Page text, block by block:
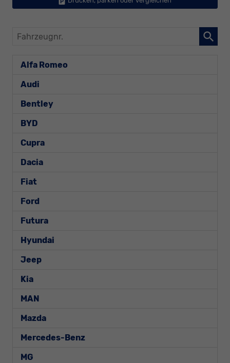
Fahrzeugnr.
Alfa Romeo
Audi
Bentley
BYD
Cupra
Dacia
Fiat
Ford
Futura
Hyundai
Jeep
Kia
MAN
Mazda
Mercedes-Benz
MG